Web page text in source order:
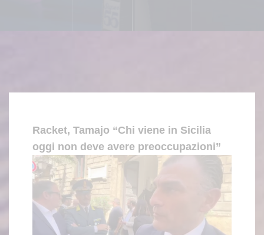
Racket, Tamajo “Chi viene in Sicilia
oggi non deve avere preoccupazioni”